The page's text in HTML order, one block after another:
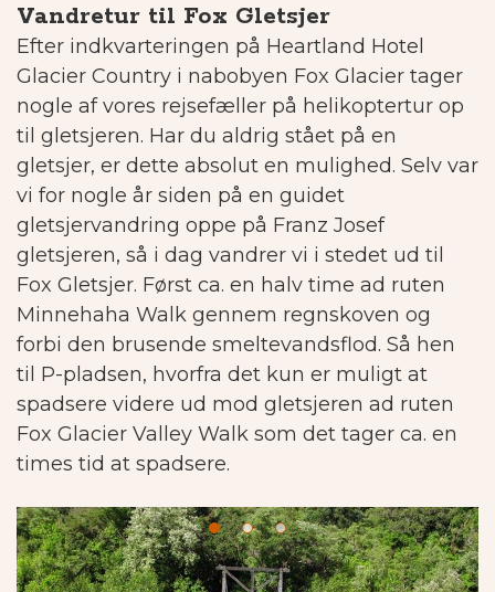
Vandretur til Fox Gletsjer
Efter indkvarteringen på Heartland Hotel
Glacier Country i nabobyen Fox Glacier tager
nogle af vores rejsefæller på helikoptertur op
til gletsjeren. Har du aldrig stået på en
gletsjer, er dette absolut en mulighed. Selv var
vi for nogle år siden på en guidet
gletsjervandring oppe på Franz Josef
gletsjeren, så i dag vandrer vi i stedet ud til
Fox Gletsjer. Først ca. en halv time ad ruten
Minnehaha Walk gennem regnskoven og
forbi den brusende smeltevandsflod. Så hen
til P-pladsen, hvorfra det kun er muligt at
spadsere videre ud mod gletsjeren ad ruten
Fox Glacier Valley Walk som det tager ca. en
times tid at spadsere.